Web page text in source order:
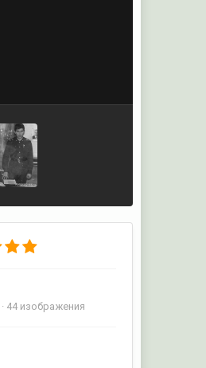
· 44 изображения